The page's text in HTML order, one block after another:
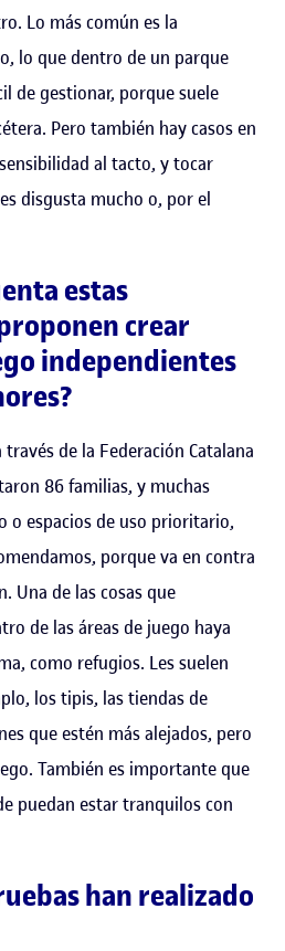
Lo más común es la
lo que dentro de un parque
de gestionar, porque suele
Pero también hay casos en
al tacto, y tocar
disgusta mucho o, por el
estas
crear
independientes
de la Federación Catalana
86 familias, y muchas
o espacios de uso prioritario,
porque va en contra
Una de las cosas que
de las áreas de juego haya
como refugios. Les suelen
los tipis, las tiendas de
que estén más alejados, pero
También es importante que
puedan estar tranquilos con
han realizado